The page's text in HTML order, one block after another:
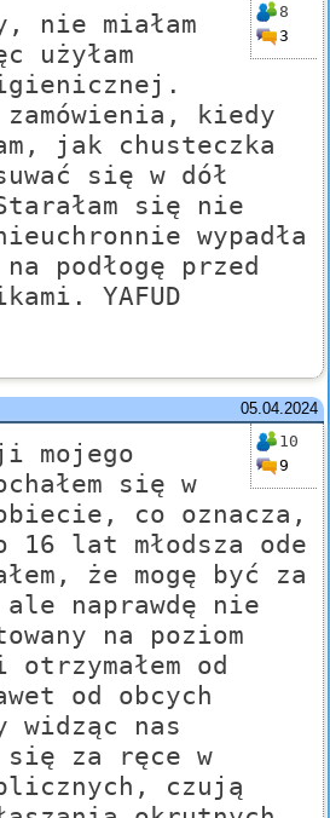
8
3
nie miałam
użyłam
zamówienia, kiedy
jak chusteczka
się w dół
się nie
wypadła
podłogę przed
YAFUD
05.04.2024
10
9
mojego
się w
co oznacza,
lat młodsza ode
że mogę być za
naprawdę nie
na poziom
od
od obcych
nas
się za ręce w
czują